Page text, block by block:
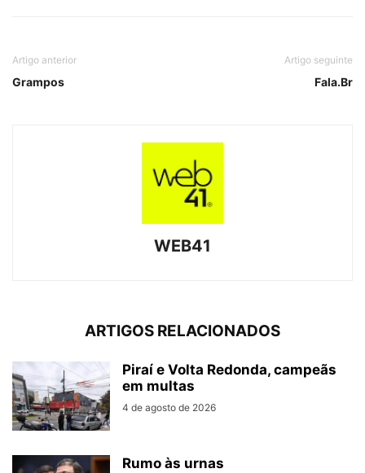
Artigo anterior
Grampos
Artigo seguinte
Fala.Br
WEB41
ARTIGOS RELACIONADOS
Piraí e Volta Redonda, campeãs
em multas
4 de agosto de 2026
Rumo às urnas